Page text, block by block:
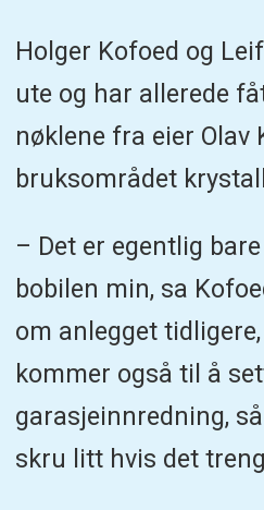
Holger Kofoed og
ute og har allerede
nøklene fra eier Olav
bruksområdet
– Det er egentlig
bobilen min, sa
om anlegget
kommer også til å
garasjeinnredning,
skru litt hvis det